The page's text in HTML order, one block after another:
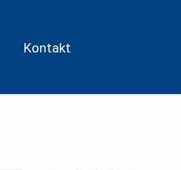
Kontakt